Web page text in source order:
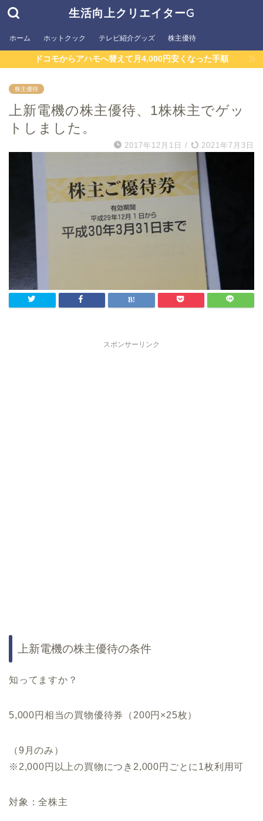
生活向上クリエイターG
ホーム ホットクック テレビ紹介グッズ 株主優待
ドコモからアハモへ替えて月4,000円安くなった手順
株主優待
上新電機の株主優待、1株株主でゲッ
トしました。
2017年12月1日 / 2021年7月3日
スポンサーリンク
上新電機の株主優待の条件
知ってますか？
5,000円相当の買物優待券（200円×25枚）
（9月のみ）
※2,000円以上の買物につき2,000円ごとに1枚利用可
対象：全株主